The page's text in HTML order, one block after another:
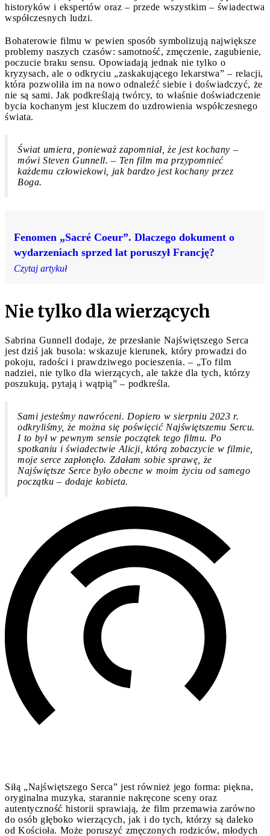
historyków i ekspertów oraz – przede wszystkim – świadectwa
współczesnych ludzi.
Bohaterowie filmu w pewien sposób symbolizują największe
problemy naszych czasów: samotność, zmęczenie, zagubienie,
poczucie braku sensu. Opowiadają jednak nie tylko o
kryzysach, ale o odkryciu „zaskakującego lekarstwa” – relacji,
która pozwoliła im na nowo odnaleźć siebie i doświadczyć, że
nie są sami. Jak podkreślają twórcy, to właśnie doświadczenie
bycia kochanym jest kluczem do uzdrowienia współczesnego
świata.
Świat umiera, ponieważ zapomniał, że jest kochany –
mówi Steven Gunnell. – Ten film ma przypomnieć
każdemu człowiekowi, jak bardzo jest kochany przez
Boga.
Fenomen „Sacré Coeur”. Dlaczego dokument o
wydarzeniach sprzed lat poruszył Francję?
Czytaj artykuł
Nie tylko dla wierzących
Sabrina Gunnell dodaje, że przesłanie Najświętszego Serca
jest dziś jak busola: wskazuje kierunek, który prowadzi do
pokoju, radości i prawdziwego pocieszenia. – „To film
nadziei, nie tylko dla wierzących, ale także dla tych, którzy
poszukują, pytają i wątpią” – podkreśla.
Sami jesteśmy nawróceni. Dopiero w sierpniu 2023 r.
odkryliśmy, że można się poświęcić Najświętszemu Sercu.
I to był w pewnym sensie początek tego filmu. Po
spotkaniu i świadectwie Alicji, którą zobaczycie w filmie,
moje serce zapłonęło. Zdałam sobie sprawę, że
Najświętsze Serce było obecne w moim życiu od samego
początku – dodaje kobieta.
Siłą „Najświętszego Serca” jest również jego forma: piękna,
oryginalna muzyka, starannie nakręcone sceny oraz
autentyczność historii sprawiają, że film przemawia zarówno
do osób głęboko wierzących, jak i do tych, którzy są daleko
od Kościoła. Może poruszyć zmęczonych rodziców, młodych